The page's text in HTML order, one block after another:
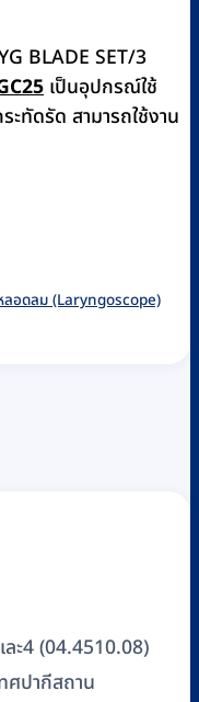
BLADE SET/3
เป็นอุปกรณ์ใช้
ทัดรัด สามารถใช้งาน
ลอดลม (Laryngoscope)
ะ4 (04.4510.08)
ศปากีสถาน